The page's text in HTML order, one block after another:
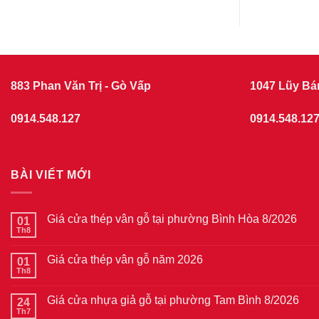
883 Phan Văn Trị - Gò Vấp
0914.548.127
1047 Lũy
0914.548.127
BÀI VIẾT MỚI
01
Th8
Giá cửa thép vân gỗ tại phường Bình Hòa 8/2026
luận
thép
vân
01
Th8
Giá cửa thép vân gỗ năm 2026
luận
24
Th7
Giá cửa nhựa giả gỗ tại phường Tam Bình 8/2026